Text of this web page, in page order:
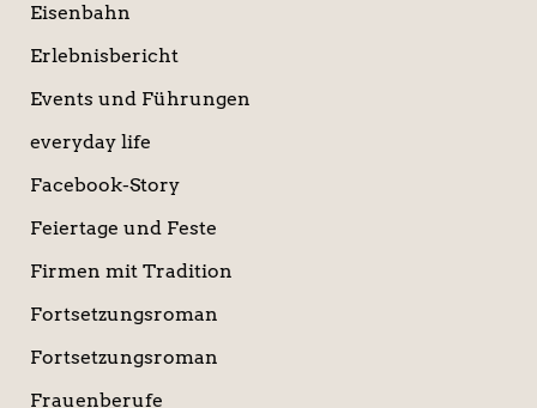
Eisenbahn
Erlebnisbericht
Events und Führungen
everyday life
Facebook-Story
Feiertage und Feste
Firmen mit Tradition
Fortsetzungsroman
Fortsetzungsroman
Frauenberufe